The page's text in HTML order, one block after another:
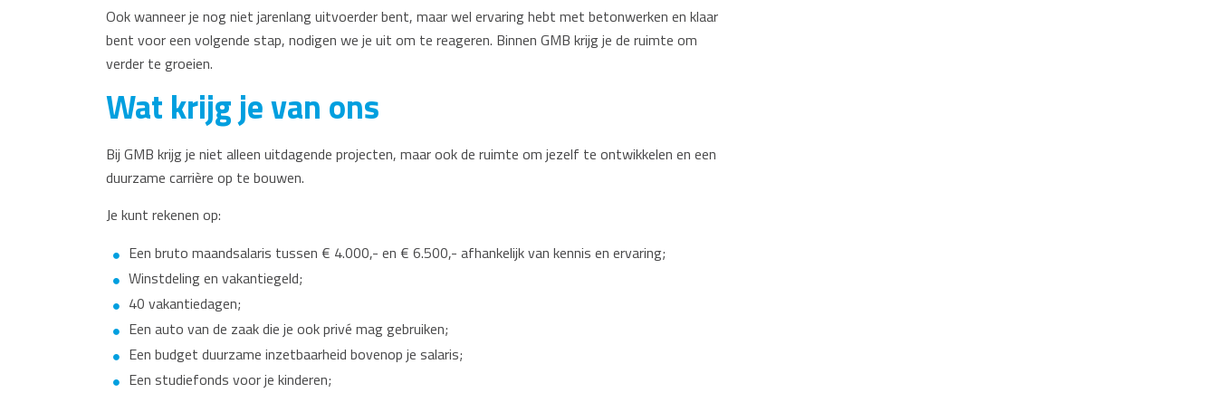
Ook wanneer je nog niet jarenlang uitvoerder bent, maar wel ervaring hebt met betonwerken en klaar
bent voor een volgende stap, nodigen we je uit om te reageren. Binnen GMB krijg je de ruimte om
verder te groeien.
Wat krijg je van ons
Bij GMB krijg je niet alleen uitdagende projecten, maar ook de ruimte om jezelf te ontwikkelen en een
duurzame carrière op te bouwen.
Je kunt rekenen op:
Een bruto maandsalaris tussen € 4.000,- en € 6.500,- afhankelijk van kennis en ervaring;
Winstdeling en vakantiegeld;
40 vakantiedagen;
Een auto van de zaak die je ook privé mag gebruiken;
Een budget duurzame inzetbaarheid bovenop je salaris;
Een studiefonds voor je kinderen;